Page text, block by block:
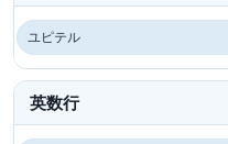
ユピテル
英数行